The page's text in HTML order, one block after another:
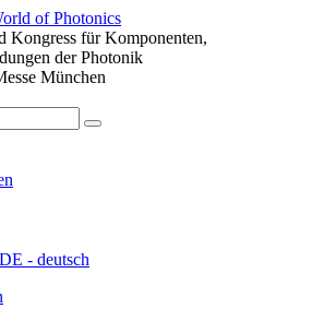
Kongress für Komponenten,
der Photonik
München
DE - deutsch